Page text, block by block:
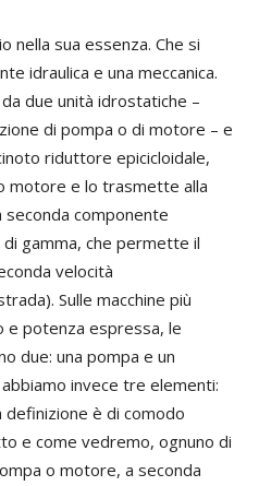
nella sua essenza. Che si
idraulica e una meccanica.
due unità idrostatiche –
di pompa o di motore – e
riduttore epicicloidale,
motore e lo trasmette alla
seconda componente
gamma, che permette il
velocità
Sulle macchine più
e potenza espressa, le
due: una pompa e un
invece tre elementi:
definizione è di comodo
e come vedremo, ognuno di
o motore, a seconda